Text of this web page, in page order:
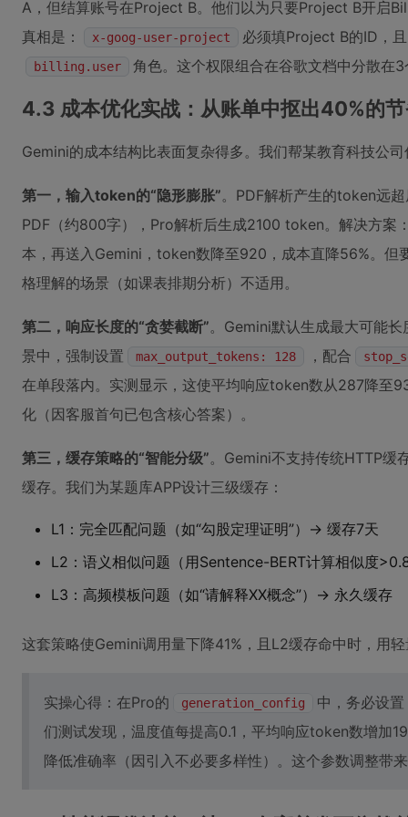
A，但结算账号在Project B。他们以为只要Project B开启
真相是：
x-goog-user-project 必须填Project B的ID，
billing.user 角色。这个权限组合在谷歌文档中分散在
4.3 成本优化实战：从账单中抠出40%的
Gemini的成本结构比表面复杂得多。我们帮某教育科技公
第一，输入token的“隐形膨胀”。PDF解析产生的token远
PDF（约800字），Pro解析后生成2100 token。解决方案
本，再送入Gemini，token数降至920，成本直降56%。但
格理解的场景（如课表排期分析）不适用。
第二，响应长度的“贪婪截断”。Gemini默认生成最大可能
景中，强制设置
max_output_tokens: 128 ，配合
在单段落内。实测显示，这使平均响应token数从287降至
化（因客服首句已包含核心答案）。
第三，缓存策略的“智能分级”。Gemini不支持传统HTTP缓
缓存。我们为某题库APP设计三级缓存：
L1：完全匹配问题（如“勾股定理证明”）→ 缓存7天
L2：语义相似问题（用Sentence-BERT计算相似度
L3：高频模板问题（如“请解释XX概念”）→ 永久缓存
这套策略使Gemini调用量下降41%，且L2缓存命中时，用
实操心得：在Pro的 generation_config
中，务必设置
们测试发现，温度值每提高0.1，平均响应token数增加
降低准确率（因引入不必要多样性）。这个参数调整带